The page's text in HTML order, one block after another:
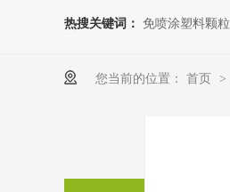
热搜关键词： 免喷涂塑料颗粒
您当前的位置： 首页 >